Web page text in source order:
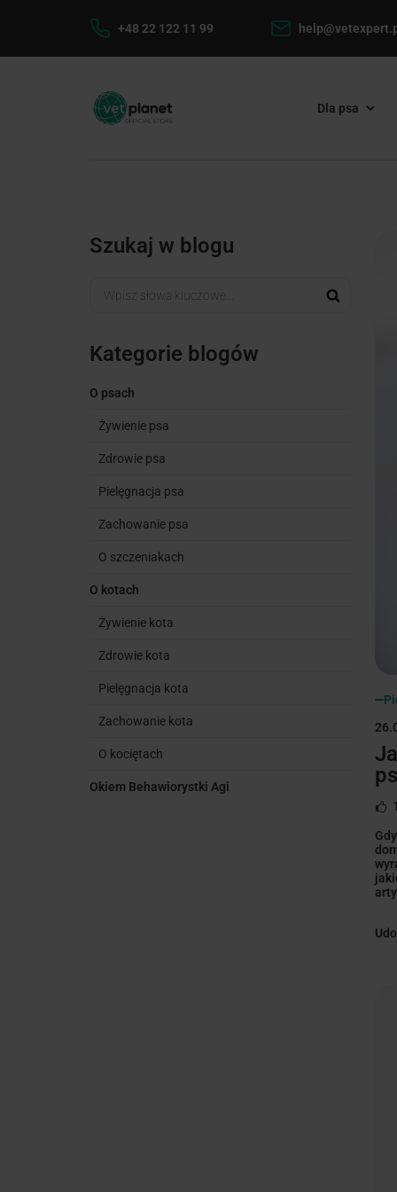
+48 22 122 11 99
Dla psa
Szukaj w blogu
Kategorie blogów
O psach
Żywienie psa
Zdrowie psa
Pielęgnacja psa
Zachowanie psa
O szczeniakach
O kotach
Żywienie kota
Zdrowie kota
Pielęgnacja kota
Zachowanie kota
O kociętach
Okiem Behawiorystki Agi
1